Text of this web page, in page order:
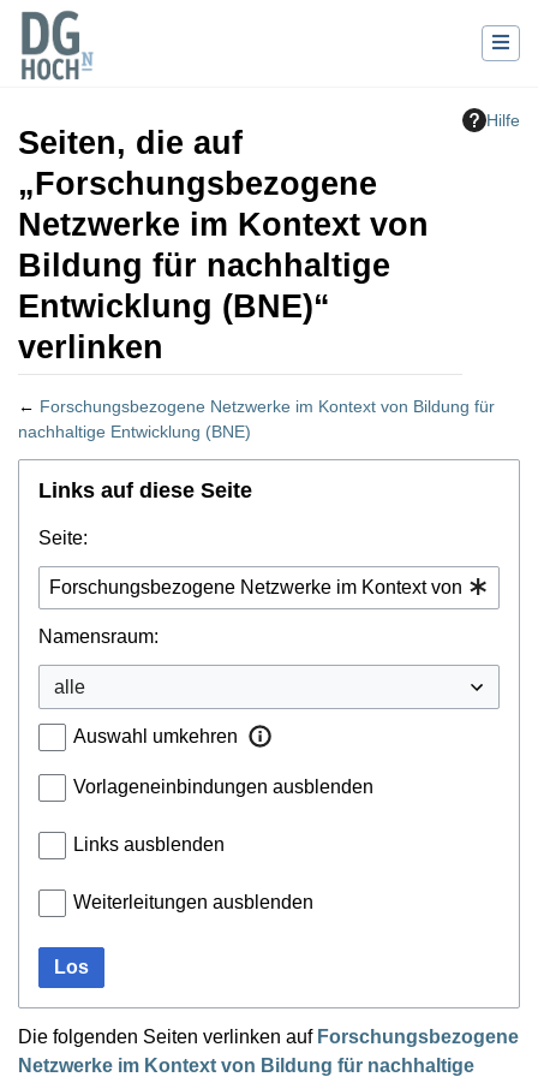
Hilfe
Seiten, die auf
„Forschungsbezogene
Netzwerke im Kontext von
Bildung für nachhaltige
Entwicklung (BNE)“
verlinken
← Forschungsbezogene Netzwerke im Kontext von Bildung für
nachhaltige Entwicklung (BNE)
Wechseln zu:Navigation,Suche
Links auf diese Seite
Seite:
Namensraum:
Auswahl umkehren
Vorlageneinbindungen ausblenden
Links ausblenden
Weiterleitungen ausblenden
Los
Die folgenden Seiten verlinken auf Forschungsbezogene
Netzwerke im Kontext von Bildung für nachhaltige